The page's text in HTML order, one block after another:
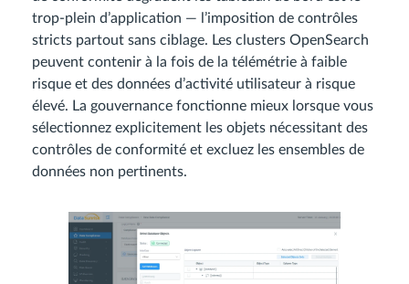
trop-plein d’application — l’imposition de contrôles
stricts partout sans ciblage. Les clusters OpenSearch
peuvent contenir à la fois de la télémétrie à faible
risque et des données d’activité utilisateur à risque
élevé. La gouvernance fonctionne mieux lorsque vous
sélectionnez explicitement les objets nécessitant des
contrôles de conformité et excluez les ensembles de
données non pertinents.